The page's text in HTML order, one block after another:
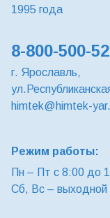
1995 года
8-800-500-
г. Ярославль,
himtek@himtek-
Режим работы:
Пн – Пт с 8:00 до
Сб, Вс – выходной